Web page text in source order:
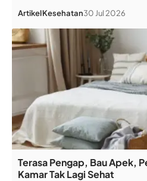
ArtikelKesehatan30 Jul 2026
Terasa Pengap, Bau Apek,
Kamar Tak Lagi Sehat